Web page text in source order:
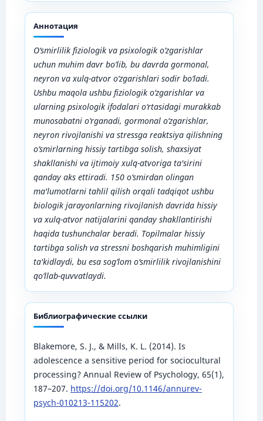
Аннотация
O‘smirlilik fiziologik va psixologik o‘zgarishlar
uchun muhim davr bo‘lib, bu davrda gormonal,
neyron va xulq-atvor o‘zgarishlari sodir bo‘ladi.
Ushbu maqola ushbu fiziologik o‘zgarishlar va
ularning psixologik ifodalari o‘rtasidagi murakkab
munosabatni o‘rganadi, gormonal o‘zgarishlar,
neyron rivojlanishi va stressga reaktsiya qilishning
o‘smirlarning hissiy tartibga solish, shaxsiyat
shakllanishi va ijtimoiy xulq-atvoriga ta'sirini
qanday aks ettiradi. 150 o‘smirdan olingan
ma'lumotlarni tahlil qilish orqali tadqiqot ushbu
biologik jarayonlarning rivojlanish davrida hissiy
va xulq-atvor natijalarini qanday shakllantirishi
haqida tushunchalar beradi. Topilmalar hissiy
tartibga solish va stressni boshqarish muhimligini
ta'kidlaydi, bu esa sog‘lom o‘smirlilik rivojlanishini
qo‘llab-quvvatlaydi.
Библиографические ссылки
Blakemore, S. J., & Mills, K. L. (2014). Is
adolescence a sensitive period for sociocultural
processing? Annual Review of Psychology, 65(1),
187–207. https://doi.org/10.1146/annurev-
psych-010213-115202.